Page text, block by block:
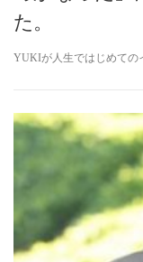
た。
YUKIが人生ではじめての